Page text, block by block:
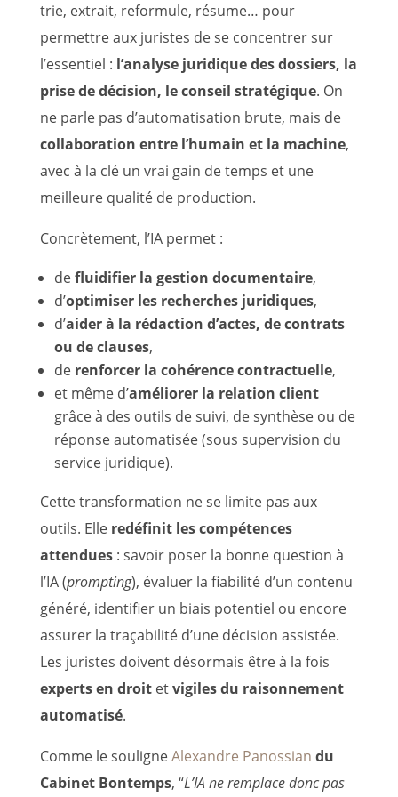
trie, extrait, reformule, résume… pour
permettre aux juristes de se concentrer sur
l’essentiel : l’analyse juridique des dossiers, la
prise de décision, le conseil stratégique. On
ne parle pas d’automatisation brute, mais de
collaboration entre l’humain et la machine,
avec à la clé un vrai gain de temps et une
meilleure qualité de production.
Concrètement, l’IA permet :
defluidifier la gestion documentaire,
d’optimiser les recherches juridiques,
d’aider à la rédaction d’actes, de contrats
ou de clauses,
de renforcer la cohérence contractuelle,
et même d’améliorer la relation client
grâce à des outils de suivi, de synthèse ou de
réponse automatisée (sous supervision du
service juridique).
Cette transformation ne se limite pas aux
outils. Elle redéfinit les compétences
attendues: savoir poser la bonne question à
l’IA (prompting), évaluer la fiabilité d’un contenu
généré, identifier un biais potentiel ou encore
assurer la traçabilité d’une décision assistée.
Les juristes doivent désormais être à la fois
experts en droitetvigiles du raisonnement
automatisé.
Comme le souligneAlexandre Panossian du
Cabinet Bontemps, “L’IA ne remplace donc pas